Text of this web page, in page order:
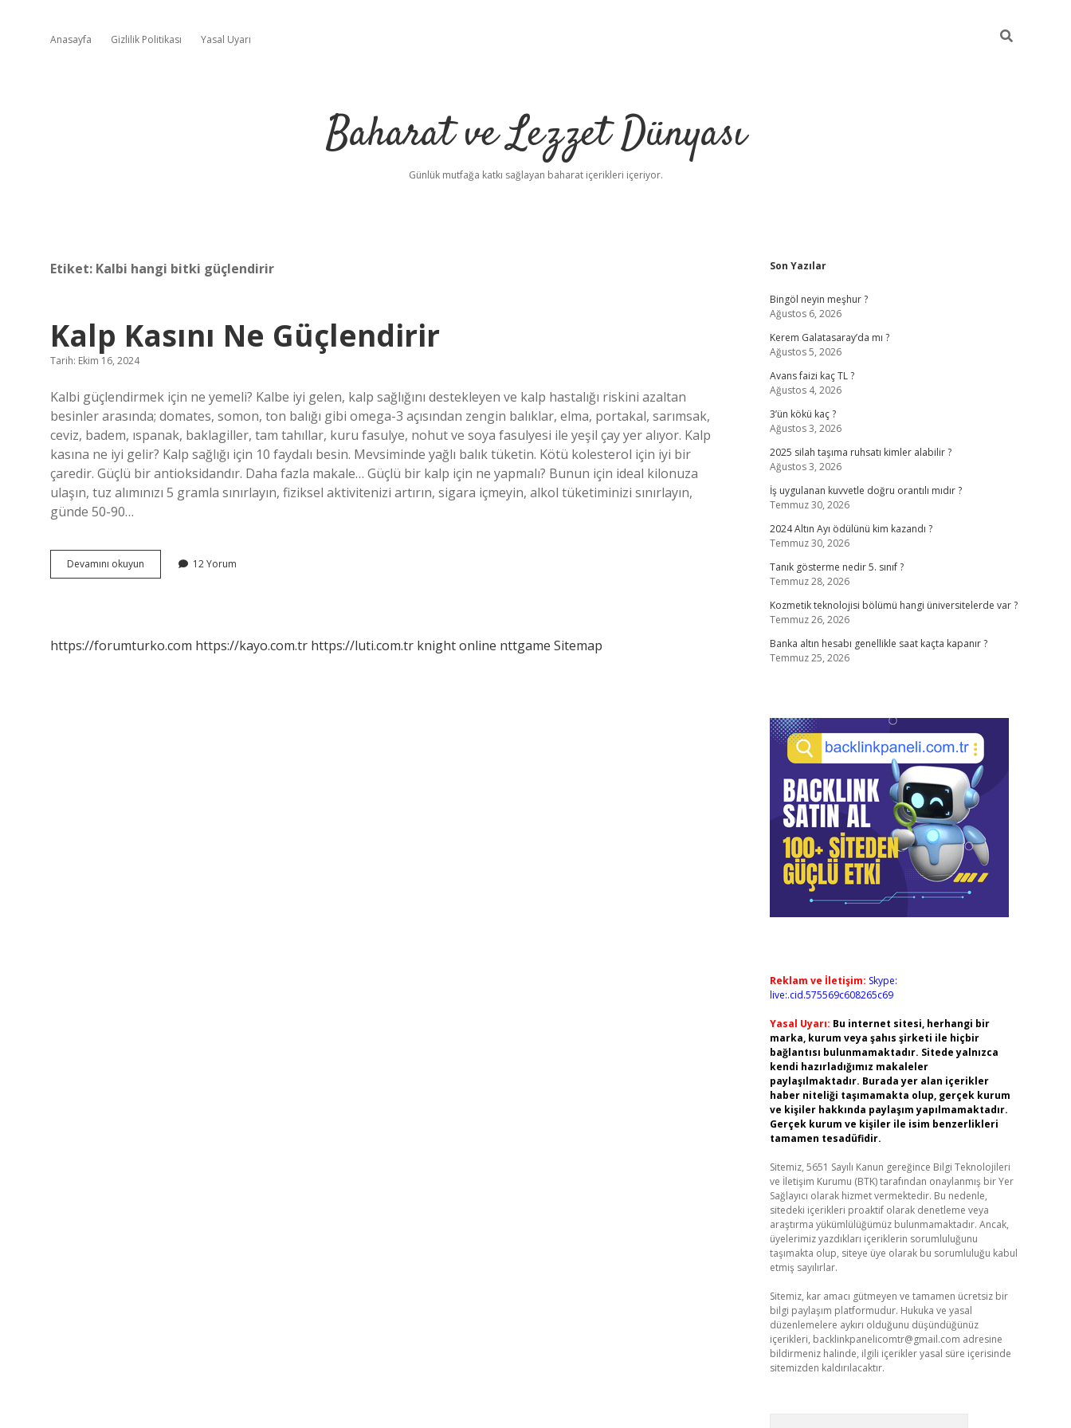
Anasayfa Gizlilik Politikası Yasal Uyarı
Baharat ve Lezzet Dünyası
Günlük mutfağa katkı sağlayan baharat içerikleri içeriyor.
Etiket: Kalbi hangi bitki güçlendirir
Kalp Kasını Ne Güçlendirir
Tarih: Ekim 16, 2024
Kalbi güçlendirmek için ne yemeli? Kalbe iyi gelen, kalp sağlığını destekleyen ve kalp hastalığı riskini azaltan
besinler arasında; domates, somon, ton balığı gibi omega-3 açısından zengin balıklar, elma, portakal, sarımsak,
ceviz, badem, ıspanak, baklagiller, tam tahıllar, kuru fasulye, nohut ve soya fasulyesi ile yeşil çay yer alıyor. Kalp
kasına ne iyi gelir? Kalp sağlığı için 10 faydalı besin. Mevsiminde yağlı balık tüketin. Kötü kolesterol için iyi bir
çaredir. Güçlü bir antioksidandır. Daha fazla makale… Güçlü bir kalp için ne yapmalı? Bunun için ideal kilonuza
ulaşın, tuz alımınızı 5 gramla sınırlayın, fiziksel aktivitenizi artırın, sigara içmeyin, alkol tüketiminizi sınırlayın,
günde 50-90…
Devamını okuyun
Kasını
12 Yorum
https://forumturko.com https://kayo.com.tr https://luti.com.tr knight online nttgame Sitemap
Sidebar
Son Yazılar
Bingöl neyin meşhur ?
Ağustos 6, 2026
Kerem Galatasaray’da mı ?
Ağustos 5, 2026
Avans faizi kaç TL ?
Ağustos 4, 2026
3’ün kökü kaç ?
Ağustos 3, 2026
2025 silah taşıma ruhsatı kimler alabilir ?
Ağustos 3, 2026
İş uygulanan kuvvetle doğru orantılı mıdır ?
Temmuz 30, 2026
2024 Altın Ayı ödülünü kim kazandı ?
Temmuz 30, 2026
Tanık gösterme nedir 5. sınıf ?
Temmuz 28, 2026
Kozmetik teknolojisi bölümü hangi üniversitelerde var ?
Temmuz 26, 2026
Banka altın hesabı genellikle saat kaçta kapanır ?
Temmuz 25, 2026
Reklam ve İletişim: Skype:
live:.cid.575569c608265c69
Yasal Uyarı: Bu internet sitesi, herhangi bir
marka, kurum veya şahıs şirketi ile hiçbir
bağlantısı bulunmamaktadır. Sitede yalnızca
kendi hazırladığımız makaleler
paylaşılmaktadır. Burada yer alan içerikler
haber niteliği taşımamakta olup, gerçek kurum
ve kişiler hakkında paylaşım yapılmamaktadır.
Gerçek kurum ve kişiler ile isim benzerlikleri
tamamen tesadüfidir.
Sitemiz, 5651 Sayılı Kanun gereğince Bilgi Teknolojileri
ve İletişim Kurumu (BTK) tarafından onaylanmış bir Yer
Sağlayıcı olarak hizmet vermektedir. Bu nedenle,
sitedeki içerikleri proaktif olarak denetleme veya
araştırma yükümlülüğümüz bulunmamaktadır. Ancak,
üyelerimiz yazdıkları içeriklerin sorumluluğunu
taşımakta olup, siteye üye olarak bu sorumluluğu kabul
etmiş sayılırlar.
Sitemiz, kar amacı gütmeyen ve tamamen ücretsiz bir
bilgi paylaşım platformudur. Hukuka ve yasal
düzenlemelere aykırı olduğunu düşündüğünüz
içerikleri, backlinkpanelicomtr@gmail.com adresine
bildirmeniz halinde, ilgili içerikler yasal süre içerisinde
sitemizden kaldırılacaktır.